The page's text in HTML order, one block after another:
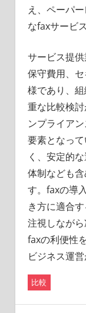
え、ペーパ
なfaxサービ
サービス提
保守費用、
様であり、
重な比較検
ンプライア
要素となっ
く、安定的
体制なども
す。faxの導
き方に適合
注視しなが
faxの利便性
ビジネス運営
比較